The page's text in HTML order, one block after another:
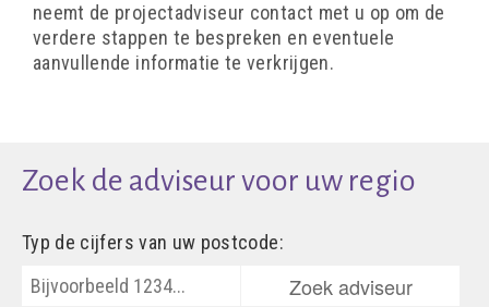
neemt de projectadviseur contact met u op om de
verdere stappen te bespreken en eventuele
aanvullende informatie te verkrijgen.
Zoek de adviseur voor uw regio
Typ de cijfers van uw postcode:
Zoek adviseur